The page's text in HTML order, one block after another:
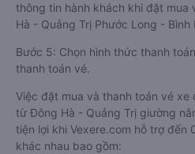
thông tin hành khách khi đặt mua
Hà - Quảng Trị Phước Long - Bình
Bước 5: Chọn hình thức thanh
thanh toán vé.
Việc đặt mua và thanh toán vé xe
từ Đông Hà - Quảng Trị giường
tiện lợi khi Vexere.com hỗ trợ đến
khác nhau bao gồm: